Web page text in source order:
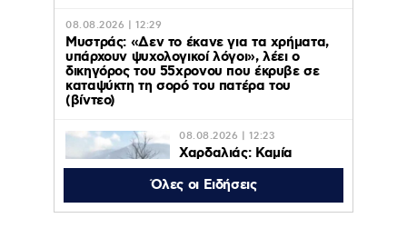
08.08.2026 | 12:29
Μυστράς: «Δεν το έκανε για τα χρήματα,
υπάρχουν ψυχολογικοί λόγοι», λέει ο
δικηγόρος του 55χρονου που έκρυβε σε
καταψύκτη τη σορό του πατέρα του
(βίντεο)
08.08.2026 | 12:23
Χαρδαλιάς: Καμία
ανεμογεννήτρια σε
καμένες και
αναδασωτέες περιοχές
της Αττικής
Όλες οι Ειδήσεις